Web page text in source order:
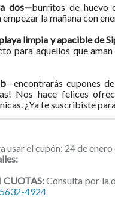
dos—burritos de huevo
la mañana con
limpia y apacible de
para aquellos que
—encontrarás cupones
Nos hace felices
¿Ya te suscribiste
usar el cupón: 24 de enero
CUOTAS:Consulta por la
5632-4924